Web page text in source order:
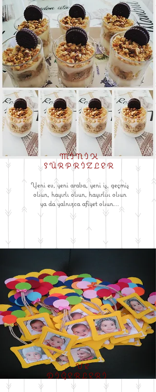
...VE
DİĞERLERİ
MİNİK
SÜRPRİZLER
Yeni ev, yeni araba, yeni iş, geçmiş
olsun, hayırlı olsun, hayırlısı olsun
ya da yalnızca afiyet olsun...